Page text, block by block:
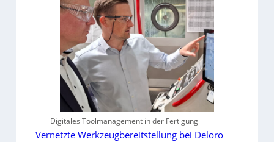
Digitales Toolmanagement in der Fertigung
Vernetzte Werkzeugbereitstellung bei Deloro